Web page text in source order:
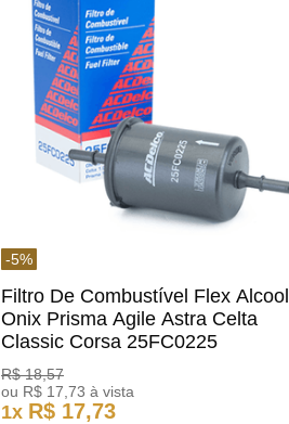
-5%
Filtro De Combustível Flex Alcool
Onix Prisma Agile Astra Celta
Classic Corsa 25FC0225
ACDelco
R$ 18,57
ou R$ 17 ,73 à vista
1x R$ 17,73